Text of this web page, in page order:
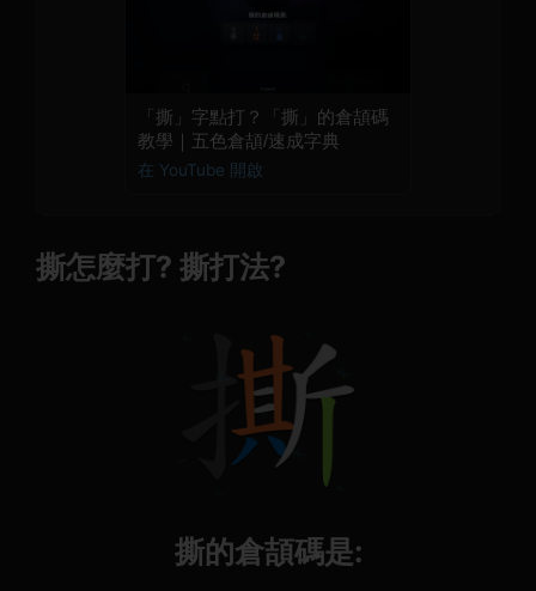
「撕」字點打？「撕」的倉頡碼
教學｜五色倉頡/速成字典
在 YouTube 開啟
撕怎麼打? 撕打法?
撕的倉頡碼是: